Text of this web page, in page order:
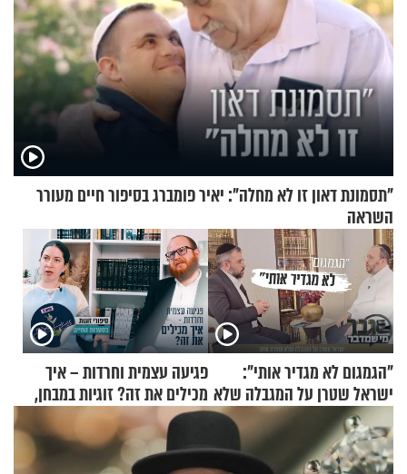
"תסמונת דאון זו לא מחלה": יאיר פומברג בסיפור חיים מעורר
השראה
"הגמגום לא מגדיר אותי":
ישראל שטרן על המגבלה שלא
עוצרת אותו
פגיעה עצמית וחרדות – איך
מכילים את זה? זוגיות במבחן,
הפעם עם יהודית ואלתר כהן